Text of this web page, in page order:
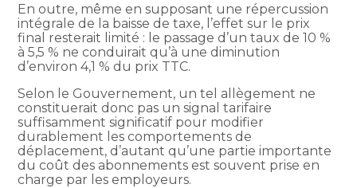
En outre, même en supposant une répercussion
intégrale de la baisse de taxe, l’effet sur le prix
final resterait limité : le passage d’un taux de 10 %
à 5,5 % ne conduirait qu’à une diminution
d’environ 4,1 % du prix TTC.
Selon le Gouvernement, un tel allègement ne
constituerait donc pas un signal tarifaire
suffisamment significatif pour modifier
durablement les comportements de
déplacement, d’autant qu’une partie importante
du coût des abonnements est souvent prise en
charge par les employeurs.